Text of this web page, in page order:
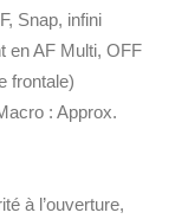
Snap, infini
en AF Multi, OFF
frontale)
: Approx.
à l’ouverture,